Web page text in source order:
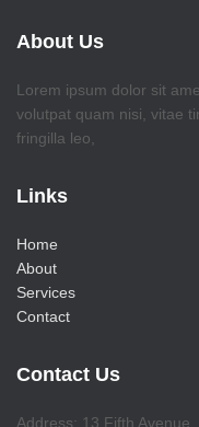
About Us
Lorem ipsum dolor sit
volutpat quam nisi, vitae
fringilla leo,
Links
Home
About
Services
Contact
Contact Us
Address: 13 Fifth